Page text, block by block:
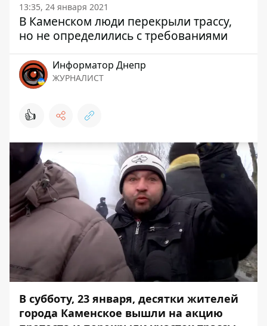
13:35, 24 января 2021
В Каменском люди перекрыли трассу,
но не определились с требованиями
Информатор Днепр
ЖУРНАЛИСТ
👍
В субботу, 23 января, десятки жителей
города Каменское вышли на акцию